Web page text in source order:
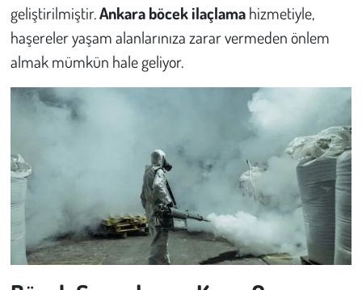
geliştirilmiştir.Ankara böcek ilaçlamahizmetiyle,
haşereler yaşam alanlarınıza zarar vermeden önlem
almak mümkün hale geliyor.